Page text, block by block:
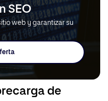
SEO
web y garantizar su
de